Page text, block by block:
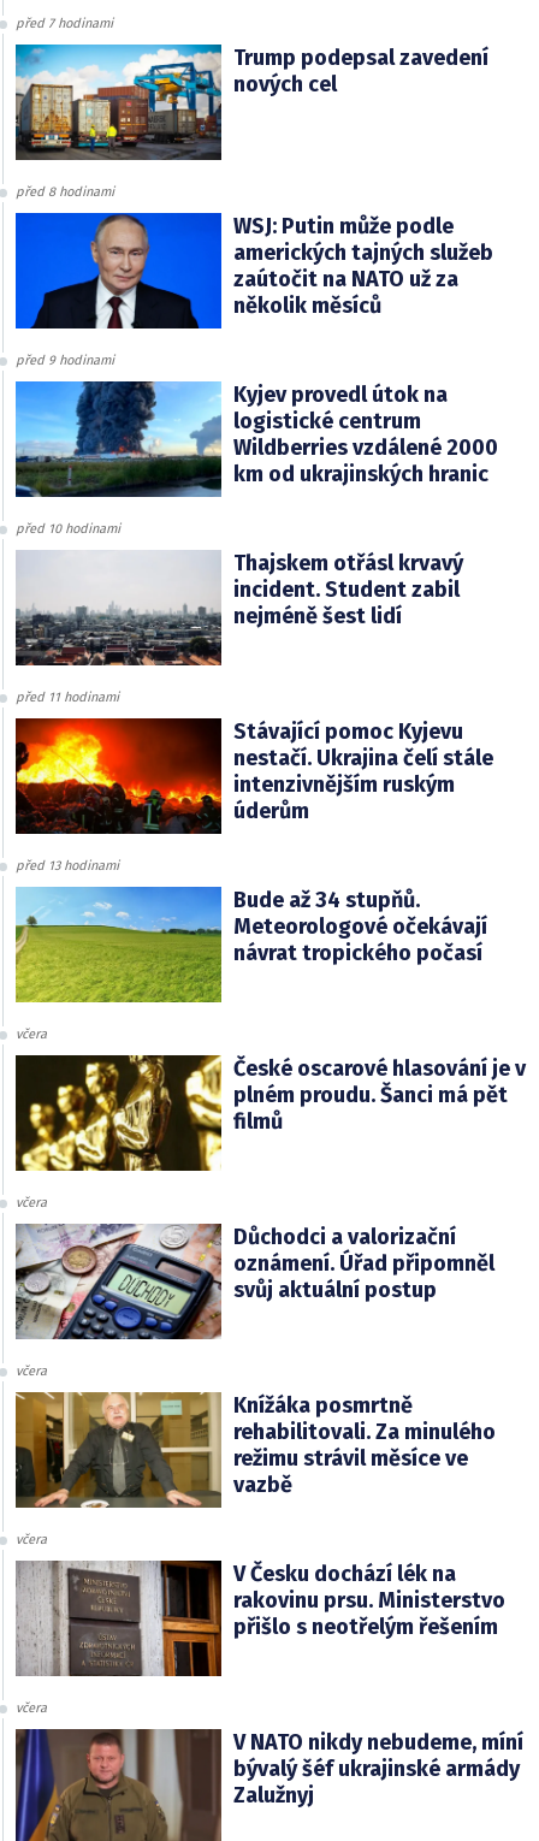
před 7 hodinami
Trump podepsal zavedení
nových cel
před 8 hodinami
WSJ: Putin může podle
amerických tajných služeb
zaútočit na NATO už za
několik měsíců
před 9 hodinami
Kyjev provedl útok na
logistické centrum
Wildberries vzdálené 2000
km od ukrajinských hranic
před 10 hodinami
Thajskem otřásl krvavý
incident. Student zabil
nejméně šest lidí
před 11 hodinami
Stávající pomoc Kyjevu
nestačí. Ukrajina čelí stále
intenzivnějším ruským
úderům
před 13 hodinami
Bude až 34 stupňů.
Meteorologové očekávají
návrat tropického počasí
včera
České oscarové hlasování je v
plném proudu. Šanci má pět
filmů
včera
Důchodci a valorizační
oznámení. Úřad připomněl
svůj aktuální postup
včera
Knížáka posmrtně
rehabilitovali. Za minulého
režimu strávil měsíce ve
vazbě
včera
V Česku dochází lék na
rakovinu prsu. Ministerstvo
přišlo s neotřelým řešením
včera
V NATO nikdy nebudeme, míní
bývalý šéf ukrajinské armády
Zalužnyj